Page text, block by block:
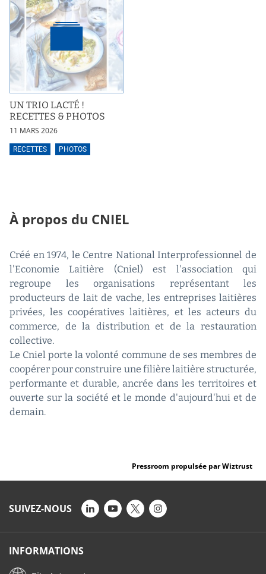
UN TRIO LACTÉ !
RECETTES & PHOTOS
11 MARS 2026
RECETTES PHOTOS
À propos du CNIEL
Créé en 1974, le Centre National Interprofessionnel de
l'Economie Laitière (Cniel) est l'association qui
regroupe les organisations représentant les
producteurs de lait de vache, les entreprises laitières
privées, les coopératives laitières, et les acteurs du
commerce, de la distribution et de la restauration
collective.
Le Cniel porte la volonté commune de ses membres de
coopérer pour construire une filière laitière structurée,
performante et durable, ancrée dans les territoires et
ouverte sur la société et le monde d'aujourd'hui et de
demain.
Pressroom propulsée par Wiztrust
SUIVEZ-NOUS
INFORMATIONS